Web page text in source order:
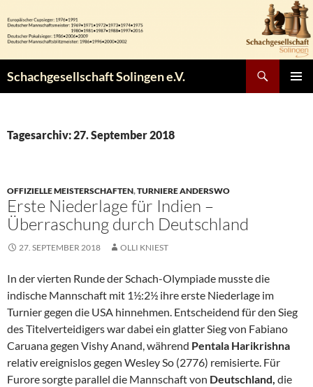
Inhalt
springen
Schachgesellschaft Solingen e.V.
Tagesarchiv: 27. September 2018
OFFIZIELLE MEISTERSCHAFTEN,TURNIERE ANDERSWO
Erste Niederlage für Indien –
Überraschung durch Deutschland
27. SEPTEMBER 2018 OLLI KNIEST
In der vierten Runde der Schach-Olympiade musste die
indische Mannschaft mit 1½:2½ ihre erste Niederlage im
Turnier gegen die USA hinnehmen. Entscheidend für den Sieg
des Titelverteidigers war dabei ein glatter Sieg von Fabiano
Caruana gegen Vishy Anand, während Pentala Harikrishna
relativ ereignislos gegen Wesley So (2776) remisierte. Für
Furore sorgte parallel die Mannschaft von Deutschland, die